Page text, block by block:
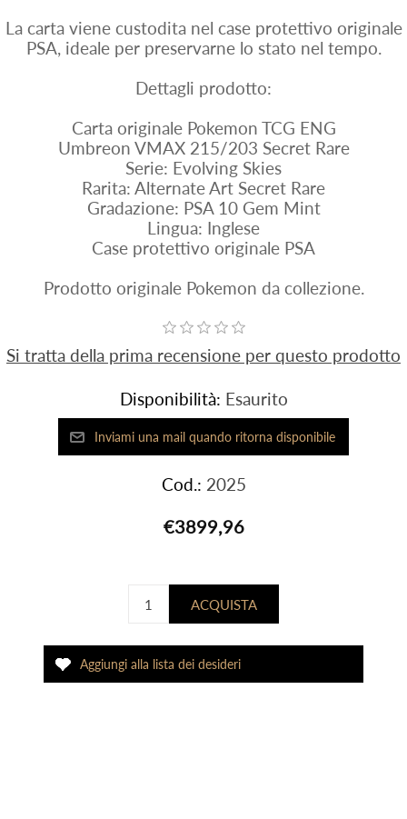
La carta viene custodita nel case protettivo originale
PSA, ideale per preservarne lo stato nel tempo.
Dettagli prodotto:
Carta originale Pokemon TCG ENG
Umbreon VMAX 215/203 Secret Rare
Serie: Evolving Skies
Rarita: Alternate Art Secret Rare
Gradazione: PSA 10 Gem Mint
Lingua: Inglese
Case protettivo originale PSA
Prodotto originale Pokemon da collezione.
Si tratta della prima recensione per questo prodotto
Disponibilità: Esaurito
Cod.: 2025
€3899,96